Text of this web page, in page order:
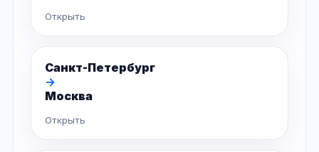
Открыть
Санкт-Петербург
→
Москва
Открыть